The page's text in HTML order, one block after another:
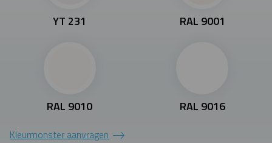
YT 231 RAL 9001
RAL 9010 RAL 9016
Kleurmonster aanvragen